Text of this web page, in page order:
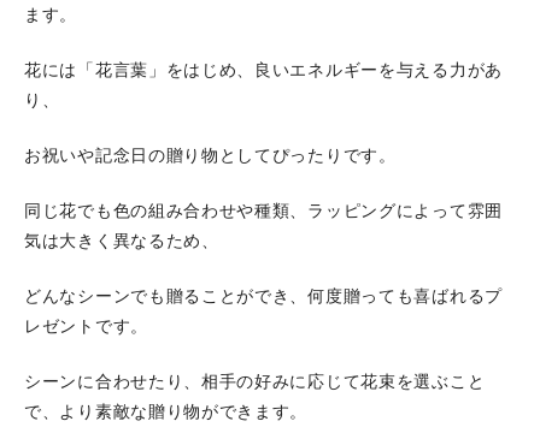
ます。
花には「花言葉」をはじめ、良いエネルギーを与える力があ
り、
お祝いや記念日の贈り物としてぴったりです。
同じ花でも色の組み合わせや種類、ラッピングによって雰囲
気は大きく異なるため、
どんなシーンでも贈ることができ、何度贈っても喜ばれるプ
レゼントです。
シーンに合わせたり、相手の好みに応じて花束を選ぶこと
で、より素敵な贈り物ができます。